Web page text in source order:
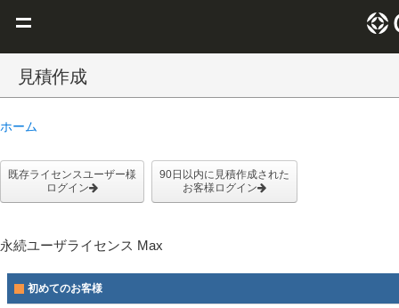
Claris を選ぶ理由
リソース
ブログ
見積作成
ホーム
既存ライセンスユーザー様
ログイン
90日以内に見積作成された
お客様ログイン
永続ユーザライセンス Max
初めてのお客様